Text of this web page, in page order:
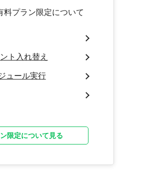
料プラン限定について
ト入れ替え
ュール実行
限定について見る